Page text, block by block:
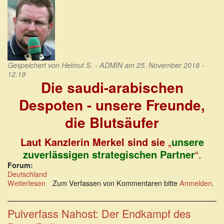
Gespeichert von Helmut S. - ADMINam 25. November 2018 -
12:19
Die saudi-arabischen
Despoten - unsere Freunde,
die Blutsäufer
Laut Kanzlerin Merkel sind sie„unsere
zuverlässigen strategischen Partner“.
Forum:
Deutschland
Weiterlesen über
saudi-
arabischen
Despoten
Zum Verfassen von Kommentaren bitteAnmelden.
Pulverfass Nahost: Der Endkampf des